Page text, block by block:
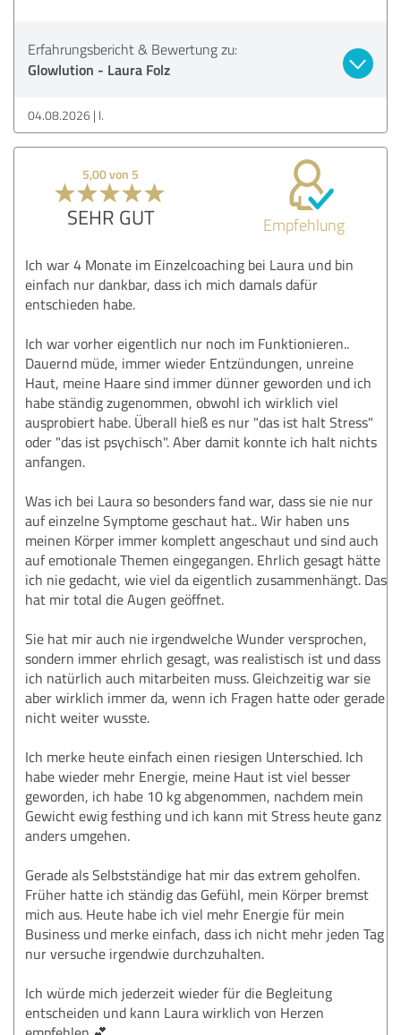
Erfahrungsbericht & Bewertung zu:
Glowlution - Laura Folz
04.08.2026 I.
5,00 von 5
SEHR GUT Empfehlung
Ich war 4 Monate im Einzelcoaching bei Laura und bin
einfach nur dankbar, dass ich mich damals dafür
entschieden habe.
Ich war vorher eigentlich nur noch im Funktionieren..
Dauernd müde, immer wieder Entzündungen, unreine
Haut, meine Haare sind immer dünner geworden und ich
habe ständig zugenommen, obwohl ich wirklich viel
ausprobiert habe. Überall hieß es nur "das ist halt Stress"
oder "das ist psychisch". Aber damit konnte ich halt nichts
anfangen.
Was ich bei Laura so besonders fand war, dass sie nie nur
auf einzelne Symptome geschaut hat.. Wir haben uns
meinen Körper immer komplett angeschaut und sind auch
auf emotionale Themen eingegangen. Ehrlich gesagt hätte
ich nie gedacht, wie viel da eigentlich zusammenhängt. Das
hat mir total die Augen geöffnet.
Sie hat mir auch nie irgendwelche Wunder versprochen,
sondern immer ehrlich gesagt, was realistisch ist und dass
ich natürlich auch mitarbeiten muss. Gleichzeitig war sie
aber wirklich immer da, wenn ich Fragen hatte oder gerade
nicht weiter wusste.
Ich merke heute einfach einen riesigen Unterschied. Ich
habe wieder mehr Energie, meine Haut ist viel besser
geworden, ich habe 10 kg abgenommen, nachdem mein
Gewicht ewig festhing und ich kann mit Stress heute ganz
anders umgehen.
Gerade als Selbstständige hat mir das extrem geholfen.
Früher hatte ich ständig das Gefühl, mein Körper bremst
mich aus. Heute habe ich viel mehr Energie für mein
Business und merke einfach, dass ich nicht mehr jeden Tag
nur versuche irgendwie durchzuhalten.
Ich würde mich jederzeit wieder für die Begleitung
entscheiden und kann Laura wirklich von Herzen